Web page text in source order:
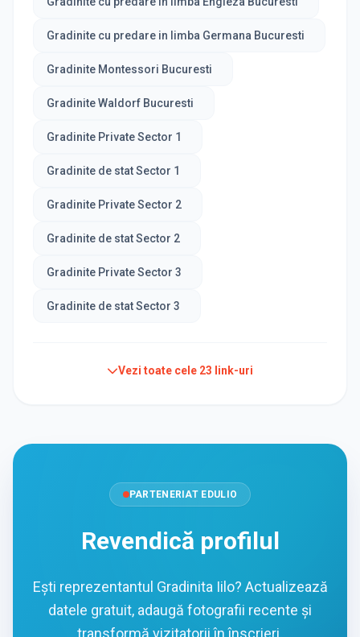
Gradinite cu predare in limba Germana Bucuresti
Gradinite Montessori Bucuresti
Gradinite Waldorf Bucuresti
Gradinite Private Sector 1
Gradinite de stat Sector 1
Gradinite Private Sector 2
Gradinite de stat Sector 2
Gradinite Private Sector 3
Gradinite de stat Sector 3
Vezi toate cele 23 link-uri
PARTENERIAT EDULIO
Revendică profilul
Ești reprezentantul Gradinita Iilo? Actualizează
datele gratuit, adaugă fotografii recente și
transformă vizitatorii în înscrieri.